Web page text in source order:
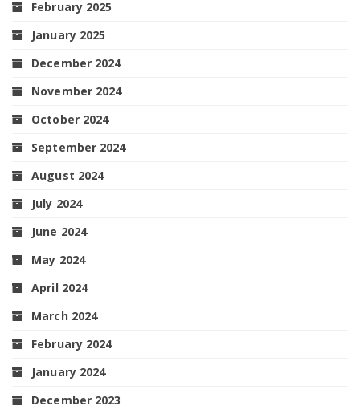
February 2025
January 2025
December 2024
November 2024
October 2024
September 2024
August 2024
July 2024
June 2024
May 2024
April 2024
March 2024
February 2024
January 2024
December 2023